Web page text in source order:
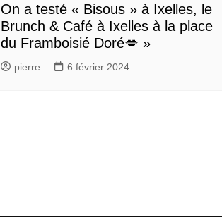
On a testé « Bisous » à Ixelles, le
Brunch & Café à Ixelles à la place
du Framboisié Doré💋 »
pierre 6 février 2024